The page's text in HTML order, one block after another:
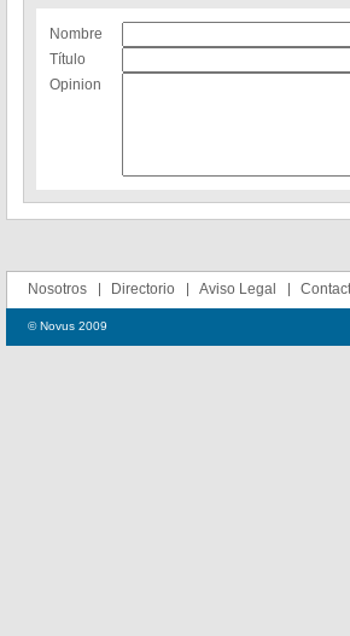
Nombre
Título
Opinion
Nosotros Directorio Aviso Legal
© Novus 2009